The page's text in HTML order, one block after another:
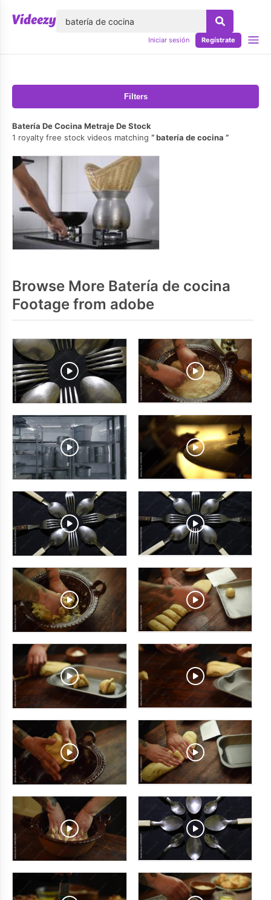
Iniciar sesión Regístrate
Filters
Batería De Cocina Metraje De Stock
1 royalty free stock videos matching
batería de cocina
Browse More Batería de cocina
Footage from adobe